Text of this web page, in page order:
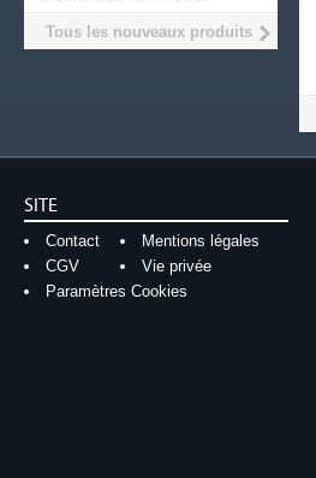
Tous les nouveaux produits
SITE
Contact
Mentions légales
CGV
Vie privée
Paramètres Cookies